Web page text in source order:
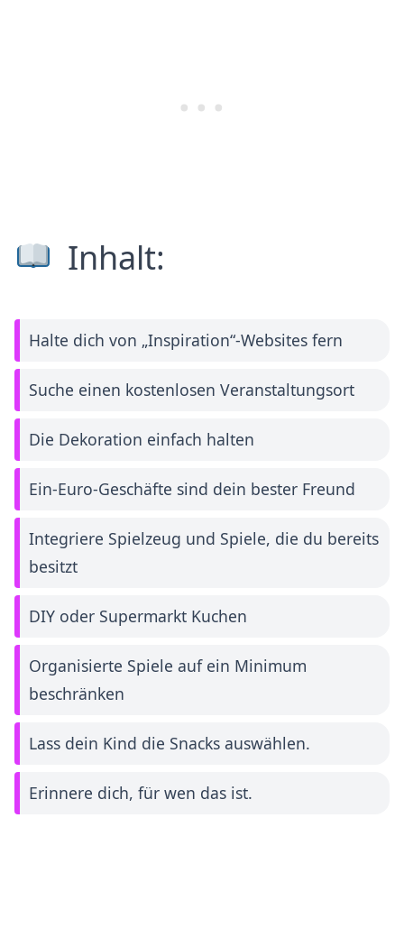
Inhalt:
Halte dich von „Inspiration“-Websites fern
Suche einen kostenlosen Veranstaltungsort
Die Dekoration einfach halten
Ein-Euro-Geschäfte sind dein bester Freund
Integriere Spielzeug und Spiele, die du bereits
besitzt
DIY oder Supermarkt Kuchen
Organisierte Spiele auf ein Minimum
beschränken
Lass dein Kind die Snacks auswählen.
Erinnere dich, für wen das ist.